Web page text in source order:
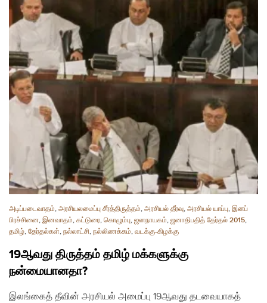
அடிப்படைவாதம், அரசியலமைப்பு சீர்த்திருத்தம், அரசியல் தீர்வு, அரசியல் யாப்பு, இனப்
பிரச்சினை, இனவாதம், கட்டுரை, கொழும்பு, ஜனநாயகம், ஜனாதிபதித் தேர்தல் 2015,
தமிழ், தேர்தல்கள், நல்லாட்சி, நல்லிணக்கம், வடக்கு-கிழக்கு
19ஆவது திருத்தம் தமிழ் மக்களுக்கு
நன்மையானதா?
இலங்கைத் தீவின் அரசியல் அமைப்பு 19ஆவது தடவையாகத்